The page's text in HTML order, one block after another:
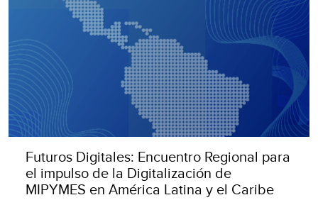
Futuros Digitales: Encuentro Regional para
el impulso de la Digitalización de
MIPYMES en América Latina y el Caribe